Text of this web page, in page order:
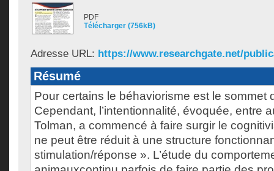
PDF
Télécharger (756kB)
Adresse URL: https://www.researchgate.net/
Résumé
Pour certains le béhaviorisme est le sommet
Cependant, l’intentionnalité, évoquée, entre
Tolman, a commencé à faire surgir le
ne peut être réduit à une structure
stimulation/réponse ». L’étude du